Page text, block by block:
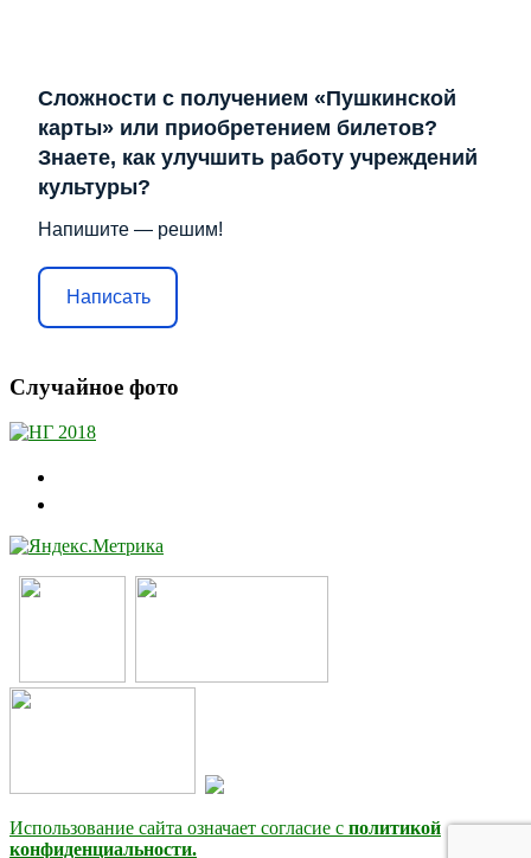
Сложности с получением «Пушкинской
карты» или приобретением билетов?
Знаете, как улучшить работу учреждений
культуры?
Напишите — решим!
Написать
Случайное фото
Использование сайта означает согласие с политикой
конфиденциальности.